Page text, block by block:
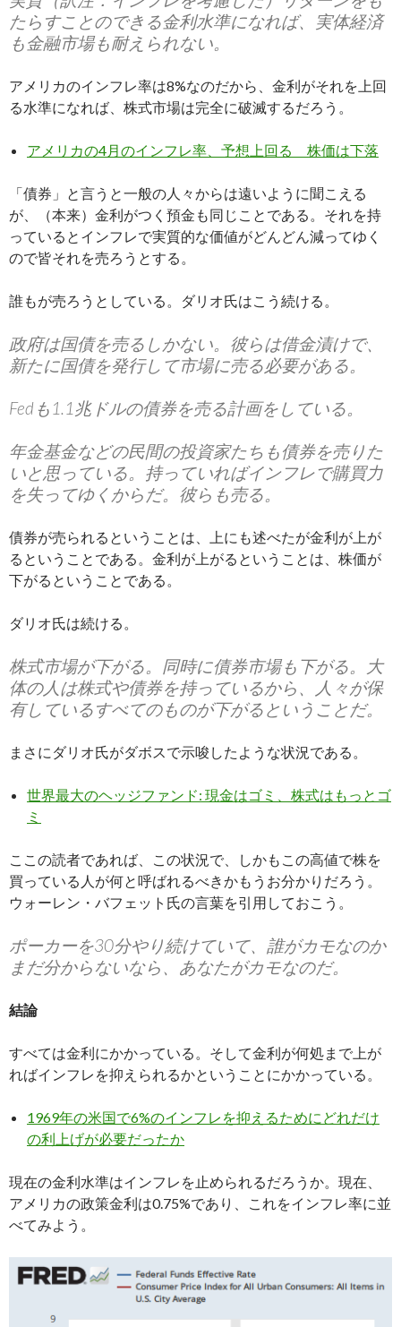
たらすことのできる金利水準になれば、実体経済
も金融市場も耐えられない。
アメリカのインフレ率は8%なのだから、金利がそれを上回
る水準になれば、株式市場は完全に破滅するだろう。
アメリカの4月のインフレ率、予想上回る 株価は下落
「債券」と言うと一般の人々からは遠いように聞こえる
が、（本来）金利がつく預金も同じことである。それを持
っているとインフレで実質的な価値がどんどん減ってゆく
ので皆それを売ろうとする。
誰もが売ろうとしている。ダリオ氏はこう続ける。
政府は国債を売るしかない。彼らは借金漬けで、
新たに国債を発行して市場に売る必要がある。
Fedも1.1兆ドルの債券を売る計画をしている。
年金基金などの民間の投資家たちも債券を売りた
いと思っている。持っていればインフレで購買力
を失ってゆくからだ。彼らも売る。
債券が売られるということは、上にも述べたが金利が上が
るということである。金利が上がるということは、株価が
下がるということである。
ダリオ氏は続ける。
株式市場が下がる。同時に債券市場も下がる。大
体の人は株式や債券を持っているから、人々が保
有しているすべてのものが下がるということだ。
まさにダリオ氏がダボスで示唆したような状況である。
世界最大のヘッジファンド: 現金はゴミ、株式はもっとゴ
ミ
ここの読者であれば、この状況で、しかもこの高値で株を
買っている人が何と呼ばれるべきかもうお分かりだろう。
ウォーレン・バフェット氏の言葉を引用しておこう。
ポーカーを30分やり続けていて、誰がカモなのか
まだ分からないなら、あなたがカモなのだ。
結論
すべては金利にかかっている。そして金利が何処まで上が
ればインフレを抑えられるかということにかかっている。
1969年の米国で6%のインフレを抑えるためにどれだけ
の利上げが必要だったか
現在の金利水準はインフレを止められるだろうか。現在、
アメリカの政策金利は0.75%であり、これをインフレ率に並
べてみよう。